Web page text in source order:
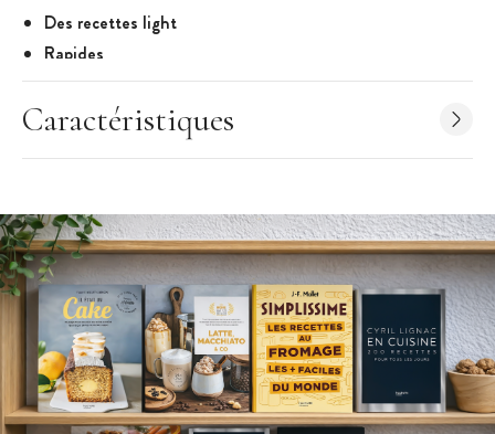
Des recettes light
Rapides
Et (presque) sans vaisselle !
Caractéristiques du Livre de Recettes
CollectionSimplissime
Format du livre : 205 x 260 mm
Nombre de pages : 384
Auteur : Jean-François Mallet
Edition : Hachette
Caractéristiques